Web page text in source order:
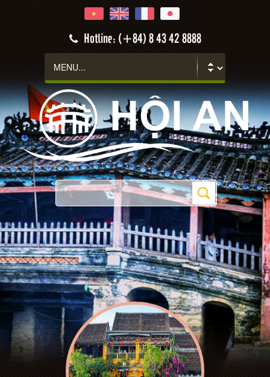
Hotline: (+84) 8 43 42 8888